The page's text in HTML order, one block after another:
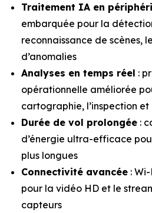
Traitement IA en
embarquée pour la
reconnaissance de scènes,
d’anomalies
Analyses en temps réel :
opérationnelle améliorée
cartographie, l’inspection
Durée de vol prolongée :
d’énergie ultra-efficace
plus longues
Connectivité avancée :
pour la vidéo HD et le
capteurs